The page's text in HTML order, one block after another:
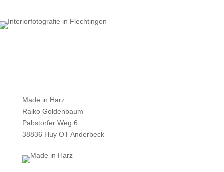
Made in Harz
Raiko Goldenbaum
Pabstorfer Weg 6
38836 Huy OT Anderbeck